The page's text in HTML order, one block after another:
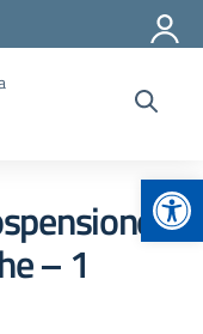
– 1